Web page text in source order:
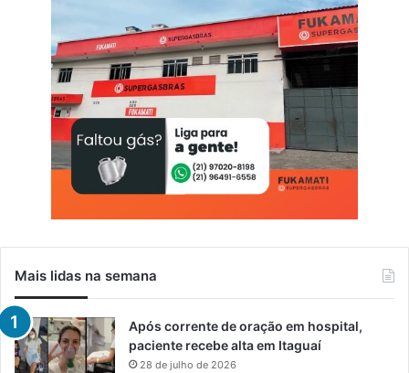
Mais lidas na semana
Após corrente de oração em hospital,
paciente recebe alta em Itaguaí
28 de julho de 2026